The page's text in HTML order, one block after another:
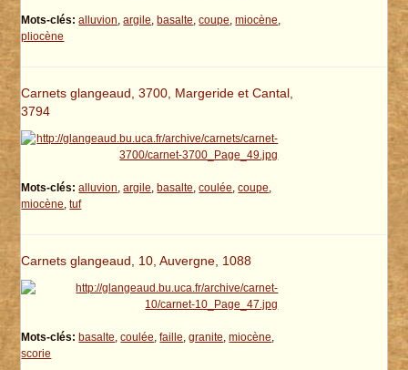
Mots-clés: alluvion,argile, basalte,coupe,miocène,
pliocène
Carnets glangeaud, 3700, Margeride et Cantal,
3794
Mots-clés: alluvion,argile, basalte,coulée,coupe,
miocène,tuf
Carnets glangeaud, 10, Auvergne, 1088
Mots-clés: basalte,coulée,faille,granite,miocène,
scorie